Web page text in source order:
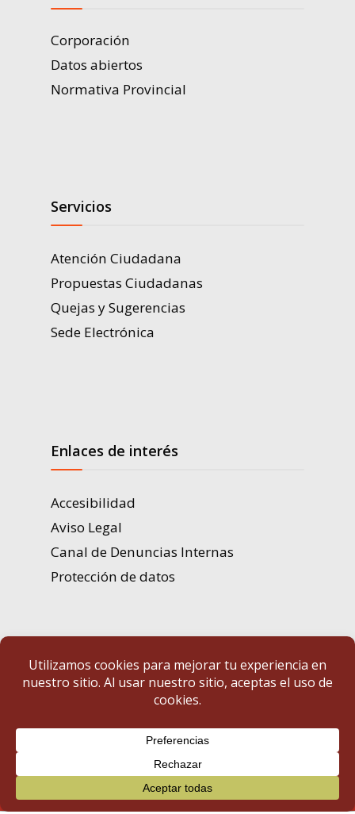
Corporación
Datos abiertos
Normativa Provincial
Servicios
Atención Ciudadana
Propuestas Ciudadanas
Quejas y Sugerencias
Sede Electrónica
Enlaces de interés
Accesibilidad
Aviso Legal
Canal de Denuncias Internas
Protección de datos
Portal de Transparencia | Diputación de Badajoz